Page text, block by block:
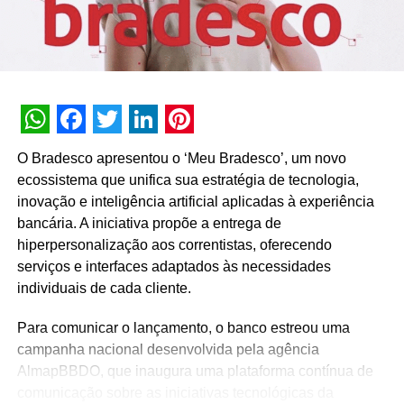
ano, veremos uma Black November, com promoções que
se estendem durante todo o mês de novembro”, declara
Moura.
A SEGUIR
Vigor incentiva combinações gastronômicas
NÃO PERCA
Incerteza econômica é a principal preocupação
das lideranças empresariais brasileiras, revela
pesquisa da Russell Reynolds
WhatsApp
Facebook
Twitter
LinkedIn
Pinterest
O Bradesco apresentou o ‘Meu Bradesco’, um novo
ecossistema que unifica sua estratégia de tecnologia,
inovação e inteligência artificial aplicadas à experiência
bancária. A iniciativa propõe a entrega de
hiperpersonalização aos correntistas, oferecendo
serviços e interfaces adaptados às necessidades
individuais de cada cliente.
Para comunicar o lançamento, o banco estreou uma
campanha nacional desenvolvida pela agência
AlmapBBDO, que inaugura uma plataforma contínua de